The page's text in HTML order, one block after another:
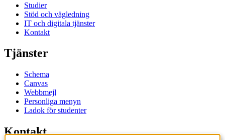
Studier
Stöd och vägledning
IT och digitala tjänster
Kontakt
Tjänster
Schema
Canvas
Webbmejl
Personliga menyn
Ladok för studenter
Kontakt